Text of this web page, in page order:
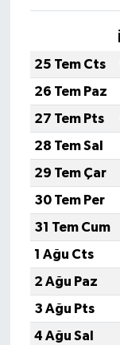
25 Tem Cts
26 Tem Paz
27 Tem Pts
28 Tem Sal
29 Tem Çar
30 Tem Per
31 Tem Cum
1 Ağu Cts
2 Ağu Paz
3 Ağu Pts
4 Ağu Sal